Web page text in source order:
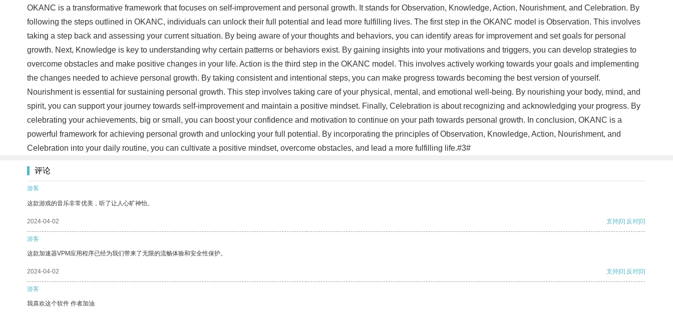
OKANC is a transformative framework that focuses on self-improvement and personal growth. It stands for Observation, Knowledge, Action, Nourishment, and Celebration. By
following the steps outlined in OKANC, individuals can unlock their full potential and lead more fulfilling lives. The first step in the OKANC model is Observation. This involves
taking a step back and assessing your current situation. By being aware of your thoughts and behaviors, you can identify areas for improvement and set goals for personal
growth. Next, Knowledge is key to understanding why certain patterns or behaviors exist. By gaining insights into your motivations and triggers, you can develop strategies to
overcome obstacles and make positive changes in your life. Action is the third step in the OKANC model. This involves actively working towards your goals and implementing
the changes needed to achieve personal growth. By taking consistent and intentional steps, you can make progress towards becoming the best version of yourself.
Nourishment is essential for sustaining personal growth. This step involves taking care of your physical, mental, and emotional well-being. By nourishing your body, mind, and
spirit, you can support your journey towards self-improvement and maintain a positive mindset. Finally, Celebration is about recognizing and acknowledging your progress. By
celebrating your achievements, big or small, you can boost your confidence and motivation to continue on your path towards personal growth. In conclusion, OKANC is a
powerful framework for achieving personal growth and unlocking your full potential. By incorporating the principles of Observation, Knowledge, Action, Nourishment, and
Celebration into your daily routine, you can cultivate a positive mindset, overcome obstacles, and lead a more fulfilling life.#3#
评论
游客
这款游戏的音乐非常优美，听了让人心旷神怡。
2024-04-02 支持[0] 反对[0]
游客
这款加速器VPM应用程序已经为我们带来了无限的流畅体验和安全性保护。
2024-04-02 支持[0] 反对[0]
游客
我喜欢这个软件 作者加油